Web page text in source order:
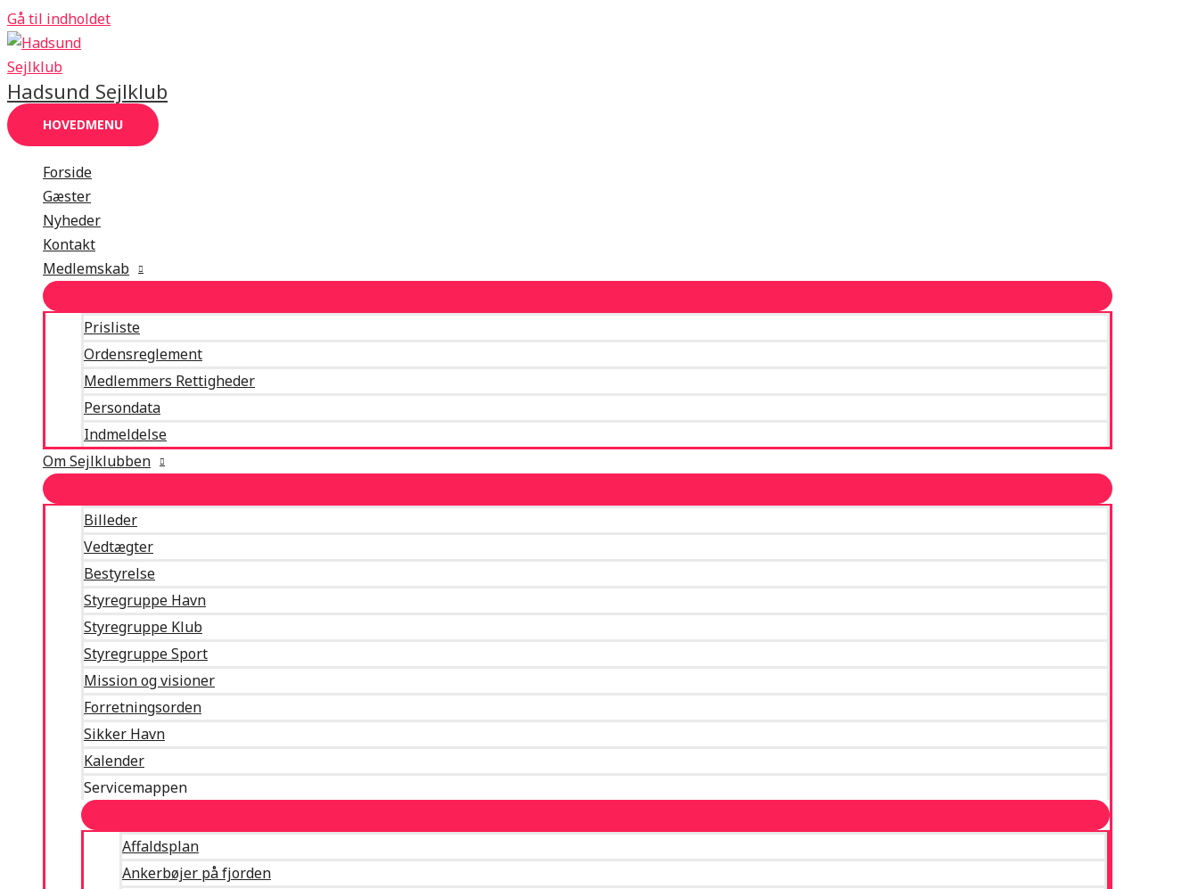
Gå til indholdet
Hadsund Sejlklub
HOVEDMENU
Forside
Gæster
Nyheder
Kontakt
Medlemskab
Prisliste
Ordensreglement
Medlemmers Rettigheder
Persondata
Indmeldelse
Om Sejlklubben
Billeder
Vedtægter
Bestyrelse
Styregruppe Havn
Styregruppe Klub
Styregruppe Sport
Mission og visioner
Forretningsorden
Sikker Havn
Kalender
Servicemappen
Affaldsplan
Ankerbøjer på fjorden